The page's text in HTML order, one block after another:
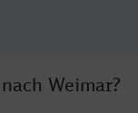
Weimar?